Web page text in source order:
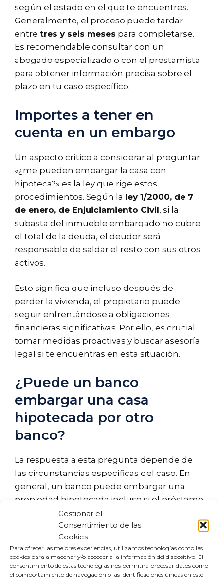
Gestionar el
Consentimiento de las
Cookies
Para ofrecer las mejores experiencias, utilizamos tecnologías como las
cookies para almacenar y/o acceder a la información del dispositivo. El
consentimiento de estas tecnologías nos permitirá procesar datos como
el comportamiento de navegación o las identificaciones únicas en este
según el estado en el que te encuentres.
Generalmente, el proceso puede tardar
entre tres y seis meses para completarse.
Es recomendable consultar con un
abogado especializado o con el prestamista
para obtener información precisa sobre el
plazo en tu caso específico.
Importes a tener en
cuenta en un embargo
Un aspecto crítico a considerar al preguntar
«¿me pueden embargar la casa con
hipoteca?» es la ley que rige estos
procedimientos. Según la ley 1/2000, de 7
de enero, de Enjuiciamiento Civil, si la
subasta del inmueble embargado no cubre
el total de la deuda, el deudor será
responsable de saldar el resto con sus otros
activos.
Esto significa que incluso después de
perder la vivienda, el propietario puede
seguir enfrentándose a obligaciones
financieras significativas. Por ello, es crucial
tomar medidas proactivas y buscar asesoría
legal si te encuentras en esta situación.
¿Puede un banco
embargar una casa
hipotecada por otro
banco?
La respuesta a esta pregunta depende de
las circunstancias específicas del caso. En
general, un banco puede embargar una
propiedad hipotecada incluso si el préstamo
original fue otorgado por otra entidad. Esto
es posible si el nuevo banco ha adquirido los
derechos de la hipoteca o si existe una
deuda adicional que no se ha saldado.